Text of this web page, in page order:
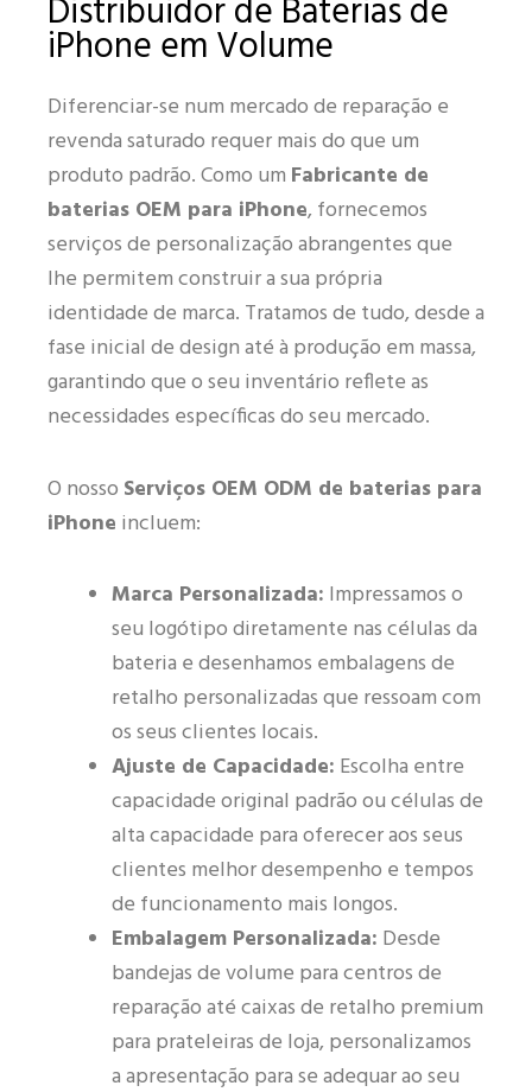
Distribuidor de Baterias de
iPhone em Volume
Diferenciar-se num mercado de reparação e
revenda saturado requer mais do que um
produto padrão. Como um Fabricante de
baterias OEM para iPhone, fornecemos
serviços de personalização abrangentes que
lhe permitem construir a sua própria
identidade de marca. Tratamos de tudo, desde a
fase inicial de design até à produção em massa,
garantindo que o seu inventário reflete as
necessidades específicas do seu mercado.
O nosso Serviços OEM ODM de baterias para
iPhone incluem:
Marca Personalizada: Impressamos o
seu logótipo diretamente nas células da
bateria e desenhamos embalagens de
retalho personalizadas que ressoam com
os seus clientes locais.
Ajuste de Capacidade: Escolha entre
capacidade original padrão ou células de
alta capacidade para oferecer aos seus
clientes melhor desempenho e tempos
de funcionamento mais longos.
Embalagem Personalizada: Desde
bandejas de volume para centros de
reparação até caixas de retalho premium
para prateleiras de loja, personalizamos
a apresentação para se adequar ao seu